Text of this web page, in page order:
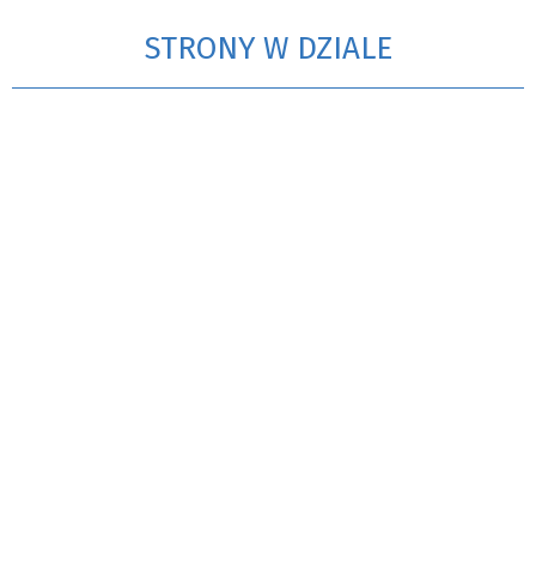
STRONY W DZIALE